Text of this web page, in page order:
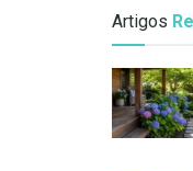
Artigos